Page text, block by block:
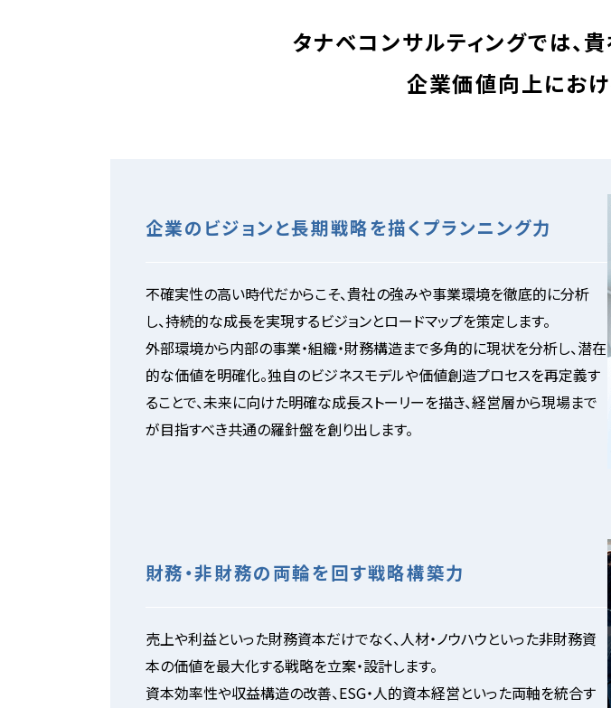
タナベコンサルティングでは、
企業価値向上にお
企業のビジョンと長期戦略を描くプランニング力
不確実性の高い時代だからこそ、貴社の強みや事業環境を徹底的に分析
し、持続的な成長を実現するビジョンとロードマップを策定します。
外部環境から内部の事業・組織・財務構造まで多角的に現状を分析し、潜在
的な価値を明確化。独自のビジネスモデルや価値創造プロセスを再定義す
ることで、未来に向けた明確な成長ストーリーを描き、経営層から現場まで
が目指すべき共通の羅針盤を創り出します。
財務・非財務の両輪を回す戦略構築力
売上や利益といった財務資本だけでなく、人材・ノウハウといった非財務資
本の価値を最大化する戦略を立案・設計します。
資本効率性や収益構造の改善、ESG・人的資本経営といった両軸を統合す